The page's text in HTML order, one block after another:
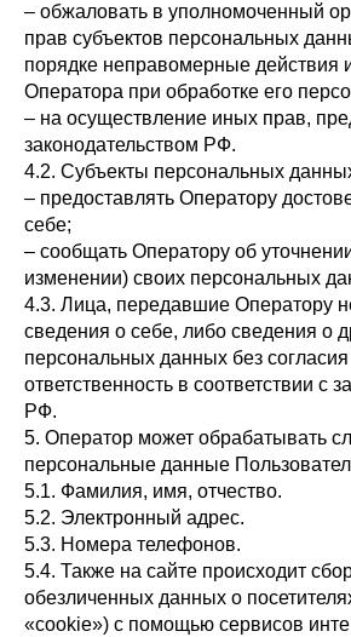
– обжаловать в уполномоченный
прав субъектов персональных
порядке неправомерные действия
Оператора при обработке его
– на осуществление иных прав,
законодательством РФ.
4.2. Субъекты персональных
– предоставлять Оператору
себе;
– сообщать Оператору об
изменении) своих персональных
4.3. Лица, передавшие Оператору
сведения о себе, либо сведения о
персональных данных без
ответственность в соответствии с
РФ.
5. Оператор может обрабатывать
персональные данные
5.1. Фамилия, имя, отчество.
5.2. Электронный адрес.
5.3. Номера телефонов.
5.4. Также на сайте происходит
обезличенных данных о
«cookie») с помощью сервисов